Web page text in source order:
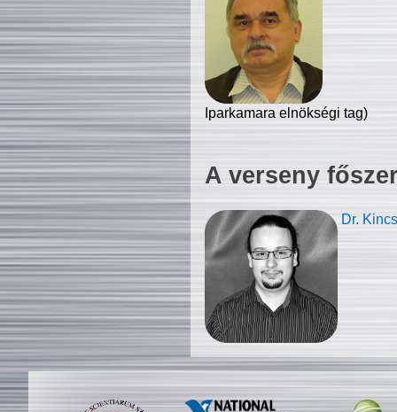
Iparkamara elnökségi tag)
A verseny
Dr.